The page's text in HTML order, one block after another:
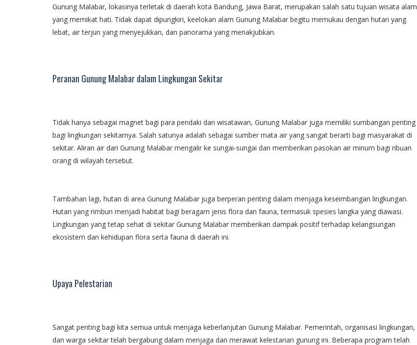
Gunung Malabar, lokasinya terletak di daerah kota Bandung, Jawa Barat, merupakan salah satu tujuan wisata alam
yang memikat hati. Tidak dapat dipungkiri, keelokan alam Gunung Malabar begitu memukau dengan hutan yang
lebat, air terjun yang menyejukkan, dan panorama yang menakjubkan.
Peranan Gunung Malabar dalam Lingkungan Sekitar
Tidak hanya sebagai magnet bagi para pendaki dan wisatawan, Gunung Malabar juga memiliki sumbangan penting
bagi lingkungan sekitarnya. Salah satunya adalah sebagai sumber mata air yang sangat berarti bagi masyarakat di
sekitar. Aliran air dari Gunung Malabar mengalir ke sungai-sungai dan memberikan pasokan air minum bagi ribuan
orang di wilayah tersebut.
Tambahan lagi, hutan di area Gunung Malabar juga berperan penting dalam menjaga keseimbangan lingkungan.
Hutan yang rimbun menjadi habitat bagi beragam jenis flora dan fauna, termasuk spesies langka yang diawasi.
Lingkungan yang tetap sehat di sekitar Gunung Malabar memberikan dampak positif terhadap kelangsungan
ekosistem dan kehidupan flora serta fauna di daerah ini.
Upaya Pelestarian
Sangat penting bagi kita semua untuk menjaga keberlanjutan Gunung Malabar. Pemerintah, organisasi lingkungan,
dan warga sekitar telah bergabung dalam menjaga dan merawat kelestarian gunung ini. Beberapa program telah